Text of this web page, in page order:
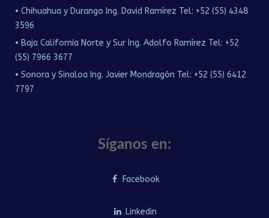
• Chihuahua y Durango Ing. David Ramírez Tel: +52 (55) 4348
3596
• Baja California Norte y Sur Ing. Adolfo Ramírez Tel: +52
(55) 7966 3677
• Sonora y Sinaloa Ing. Javier Mondragón Tel: +52 (55) 6412
7797
Síganos en:
Facebook
Linkedin